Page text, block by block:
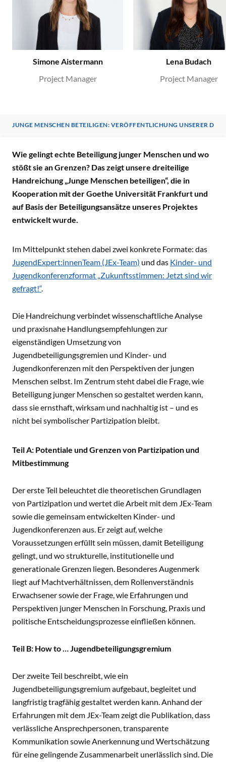
Simone Aistermann
Project Manager
Lena Budach
Project Manager
JUNGE MENSCHEN BETEILIGEN: VERÖFFENTLICHUNG UNSERER
JUNGE MENSCHEN BETEILIGEN: VERÖFFENTLICHUNG
Wie gelingt echte Beteiligung junger Menschen und wo
stößt sie an Grenzen? Das zeigt unsere dreiteilige
Handreichung „Junge Menschen beteiligen“, die in
Kooperation mit der Goethe Universität Frankfurt und
auf Basis der Beteiligungsansätze unseres Projektes
entwickelt wurde.
Im Mittelpunkt stehen dabei zwei konkrete Formate: das
JugendExpert:innenTeam (JEx-Team) und das Kinder- und
Jugendkonferenzformat „Zukunftsstimmen: Jetzt sind wir
gefragt!“.
Die Handreichung verbindet wissenschaftliche Analyse
und praxisnahe Handlungsempfehlungen zur
eigenständigen Umsetzung von
Jugendbeteiligungsgremien und Kinder- und
Jugendkonferenzen mit den Perspektiven der jungen
Menschen selbst. Im Zentrum steht dabei die Frage, wie
Beteiligung junger Menschen so gestaltet werden kann,
dass sie ernsthaft, wirksam und nachhaltig ist – und es
nicht bei symbolischer Partizipation bleibt.
Teil A: Potentiale und Grenzen von Partizipation und
Mitbestimmung
Der erste Teil beleuchtet die theoretischen Grundlagen
von Partizipation und wertet die Arbeit mit dem JEx-Team
sowie die gemeinsam entwickelten Kinder- und
Jugendkonferenzen aus. Er zeigt auf, welche
Voraussetzungen erfüllt sein müssen, damit Beteiligung
gelingt, und wo strukturelle, institutionelle und
generationale Grenzen liegen. Besonderes Augenmerk
liegt auf Machtverhältnissen, dem Rollenverständnis
Erwachsener sowie der Frage, wie Erfahrungen und
Perspektiven junger Menschen in Forschung, Praxis und
politische Entscheidungsprozesse einfließen können.
Teil B: How to … Jugendbeteiligungsgremium
Der zweite Teil beschreibt, wie ein
Jugendbeteiligungsgremium aufgebaut, begleitet und
langfristig tragfähig gestaltet werden kann. Anhand der
Erfahrungen mit dem JEx-Team zeigt die Publikation, dass
verlässliche Ansprechpersonen, transparente
Kommunikation sowie Anerkennung und Wertschätzung
für eine gelingende Zusammenarbeit unerlässlich sind. Die